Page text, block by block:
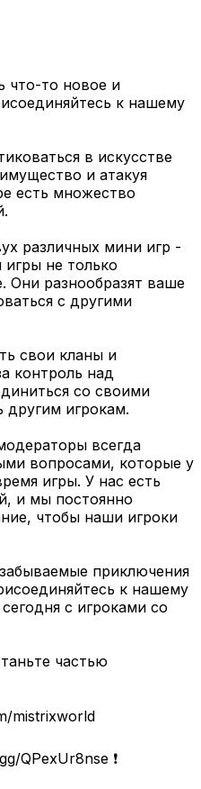
что-то новое и
к нашему
в искусстве
и атакуя
есть множество
различных мини игр -
не только
Они разнообразят ваше
с другими
свои кланы и
контроль над
со своими
другим игрокам.
всегда
вопросами, которые у
игры. У нас есть
и мы постоянно
чтобы наши игроки
приключения
к нашему
с игроками со
частью
mistrixworld
QPexUr8nse ❗